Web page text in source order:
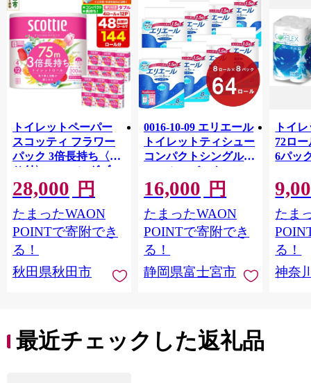
トイレットペーパー
スコッティ フラワー
パック 3倍長持ち〈香
り付〉4ロール(ダブ
ル)×12パック 日用品
最短翌日発送 [スコッ
ティ フラワーパック
トイレットペーパー
日本製紙クレシア] 秋
田県秋田市
28,000 円
たまったWAON
POINTで寄附でき
る！
秋田県秋田市
0016-10-09 エリエール
トイレットティシュー
コンパクトシングル 8
ロール×8パック 64ロ
ール 1.5倍巻 82.5m
トイレットペーパー
シングル パルプ100％
香りつき 日用品 消耗
品 備蓄
16,000 円
たまったWAON
POINTで寄附でき
る！
静岡県富士宮市
トイ
72ロ
6パッ
FSCリ
長巻タ
100％
防災
ペー
川県
トペー
たま
る！
神奈
最近チェックした返礼品